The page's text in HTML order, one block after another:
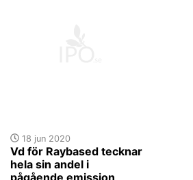
18 jun 2020
Vd för Raybased tecknar
hela sin andel i
pågående emission